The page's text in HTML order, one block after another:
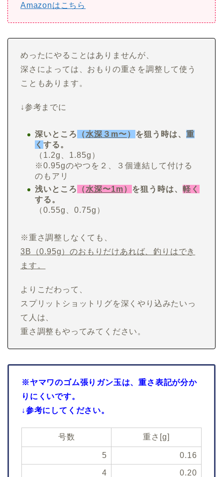
Amazonはこちら
めったにやることはありませんが、
深さによっては、おもりの重さを調整して使う
こともあります。
↓参考までに
深いところ （水深３m〜） を狙う時は、 重
く する。
（1.2g、1.85g）
※0.95gのやつを２、３個連結して付ける
のもアリ
浅いところ
（水深〜1m） を狙う時は、 軽く
する。
（0.55g、0.75g）
※重さ調整しなくても、
3B（0.95g）のおもりだけあれば、釣りはでき
ます。
よりこだわって、
スプリットショットリグを深くやり込みたいっ
て人は、
重さ調整もやってみてください。
※ヤマワのゴム張りガン玉は、重さ表記が分か
りにくいです。
↓参考にしてください。
号数 重さ[g]
5 0.16
4 0.20